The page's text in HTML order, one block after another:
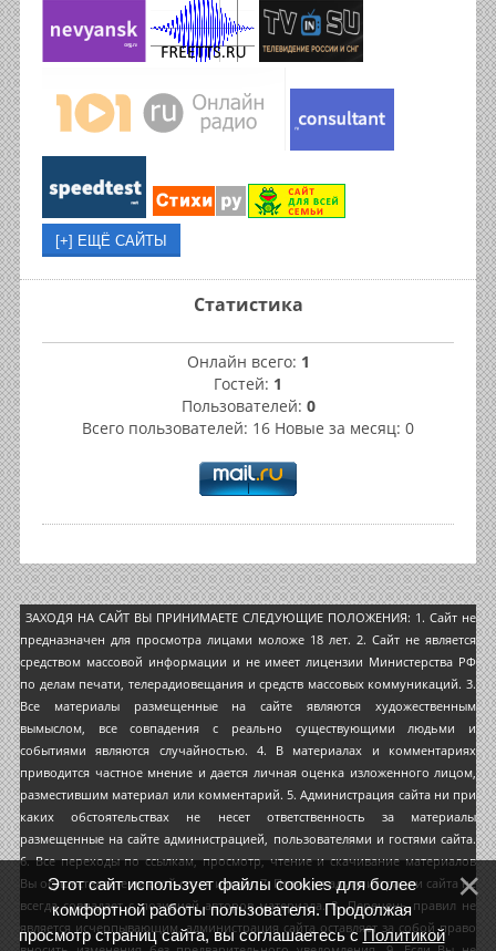
Статистика
Онлайн всего: 1
Гостей: 1
Пользователей: 0
Всего пользователей: 16 Новые за месяц: 0
ЗАХОДЯ НА САЙТ ВЫ ПРИНИМАЕТЕ СЛЕДУЮЩИЕ ПОЛОЖЕНИЯ: 1. Сайт не
предназначен для просмотра лицами моложе 18 лет. 2. Сайт не является
средством массовой информации и не имеет лицензии Министерства РФ
по делам печати, телерадиовещания и средств массовых коммуникаций. 3.
Все материалы размещенные на сайте являются художественным
вымыслом, все совпадения с реально существующими людьми и
событиями являются случайностью. 4. В материалах и комментариях
приводится частное мнение и дается личная оценка изложенного лицом,
разместившим материал или комментарий. 5. Администрация сайта ни при
каких обстоятельствах не несет ответственность за материалы
размещенные на сайте администрацией, пользователями и гостями сайта.
6. Все переходы по ссылкам, просмотр, чтение и скачивание материалов
Вы осуществляете на свой страх и риск. 7. Позиция администрации сайта не
всегда совпадает с позицией авторов материала. 8. Перечень правил не
является исчерпывающим, администрация сайта оставляет за собой право
Этот сайт использует файлы cookies для более
комфортной работы пользователя. Продолжая
просмотр страниц сайта, вы соглашаетесь сПолитикой